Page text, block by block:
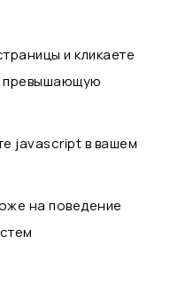
и кликаете
превышающую
javascript в вашем
на поведение